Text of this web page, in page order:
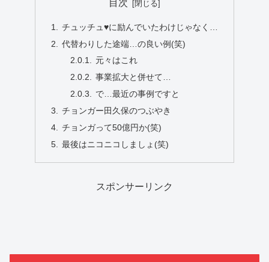
目次
チュッチュ♥に励んでいたわけじゃなく…
代替わりした途端…の良い例(笑)
元々はこれ
事業拡大と併せて…
で…最近の事例ですと
チョンガー田久保のつぶやき
チョンガって50億円か(笑)
最後はニコニコしましょ(笑)
スポンサーリンク